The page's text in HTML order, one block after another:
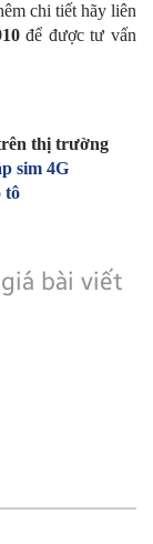
chi tiết hãy liên
để được tư vấn
thị trường
sim 4G
tô
bài viết